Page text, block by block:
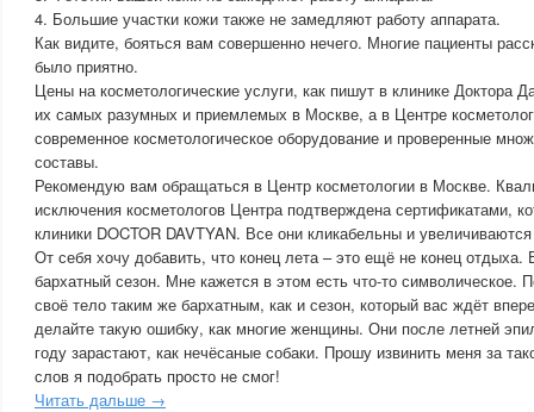
4. Большие участки кожи также не замедляют работу аппарата.
Как видите, бояться вам совершенно нечего. Многие пациенты
было приятно.
Цены на косметологические услуги, как пишут в клинике Доктора
их самых разумных и приемлемых в Москве, а в Центре
современное косметологическое оборудование и проверенные
составы.
Рекомендую вам обращаться в Центр косметологии в Москве.
исключения косметологов Центра подтверждена сертификатами,
клиники DOCTOR DAVTYAN. Все они кликабельны и
От себя хочу добавить, что конец лета – это ещё не конец
бархатный сезон. Мне кажется в этом есть что-то символическое.
своё тело таким же бархатным, как и сезон, который вас ждёт
делайте такую ошибку, как многие женщины. Они после летней
году зарастают, как нечёсаные собаки. Прошу извинить меня за
слов я подобрать просто не смог!
Читать дальше →